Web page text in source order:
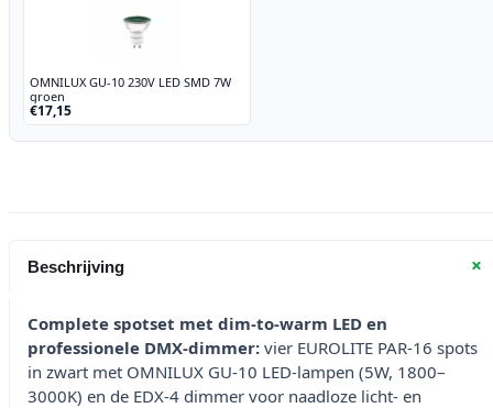
OMNILUX GU-10 230V LED SMD 7W
groen
€17,15
Beschrijving +
Complete spotset met dim-to-warm LED en
professionele DMX-dimmer: vier EUROLITE PAR-16 spots
in zwart met OMNILUX GU-10 LED-lampen (5W, 1800–
3000K) en de EDX-4 dimmer voor naadloze licht- en